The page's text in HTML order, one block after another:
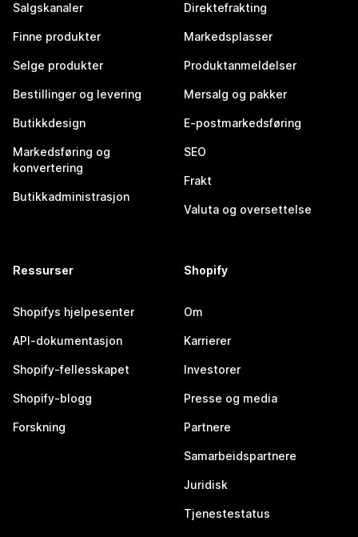
Salgskanaler
Finne produkter
Selge produkter
Bestillinger og levering
Butikkdesign
Markedsføring og
konvertering
Butikkadministrasjon
Direktefrakting
Markedsplasser
Produktanmeldelser
Mersalg og pakker
E-postmarkedsføring
SEO
Frakt
Valuta og oversettelse
Ressurser
Shopifys hjelpesenter
API-dokumentasjon
Shopify-fellesskapet
Shopify-blogg
Forskning
Shopify
Om
Karrierer
Investorer
Presse og media
Partnere
Samarbeidspartnere
Juridisk
Tjenestestatus